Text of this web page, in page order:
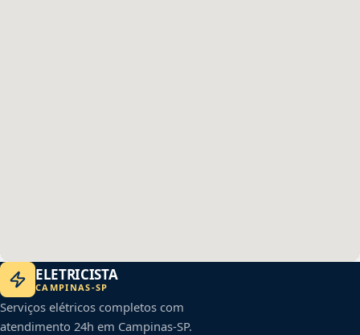
ELETRICISTA
CAMPINAS-SP
Serviços elétricos completos com
atendimento 24h em Campinas-SP.